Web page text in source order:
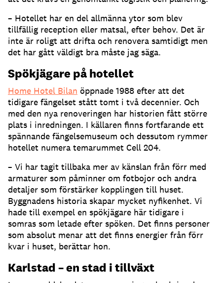
– Hotellet har en del allmänna ytor som blev
tillfällig reception eller matsal, efter behov. Det är
inte är roligt att drifta och renovera samtidigt men
det har gått väldigt bra måste jag säga.
Spökjägare på hotellet
Home Hotel Bilan öppnade 1988 efter att det
tidigare fängelset stått tomt i två decennier. Och
med den nya renoveringen har historien fått större
plats i inredningen. I källaren finns fortfarande ett
spännande fängelsemuseum och dessutom rymmer
hotellet numera temarummet Cell 204.
– Vi har tagit tillbaka mer av känslan från förr med
armaturer som påminner om fotbojor och andra
detaljer som förstärker kopplingen till huset.
Byggnadens historia skapar mycket nyfikenhet. Vi
hade till exempel en spökjägare här tidigare i
somras som letade efter spöken. Det finns personer
som absolut menar att det finns energier från förr
kvar i huset, berättar hon.
Karlstad – en stad i tillväxt